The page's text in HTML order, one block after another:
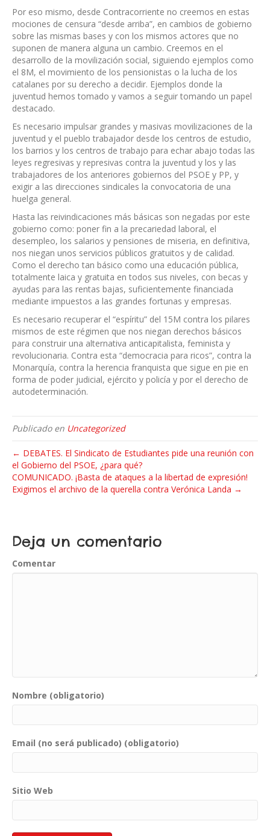
Por eso mismo, desde Contracorriente no creemos en estas
mociones de censura “desde arriba”, en cambios de gobierno
sobre las mismas bases y con los mismos actores que no
suponen de manera alguna un cambio. Creemos en el
desarrollo de la movilización social, siguiendo ejemplos como
el 8M, el movimiento de los pensionistas o la lucha de los
catalanes por su derecho a decidir. Ejemplos donde la
juventud hemos tomado y vamos a seguir tomando un papel
destacado.
Es necesario impulsar grandes y masivas movilizaciones de la
juventud y el pueblo trabajador desde los centros de estudio,
los barrios y los centros de trabajo para echar abajo todas las
leyes regresivas y represivas contra la juventud y los y las
trabajadores de los anteriores gobiernos del PSOE y PP, y
exigir a las direcciones sindicales la convocatoria de una
huelga general.
Hasta las reivindicaciones más básicas son negadas por este
gobierno como: poner fin a la precariedad laboral, el
desempleo, los salarios y pensiones de miseria, en definitiva,
nos niegan unos servicios públicos gratuitos y de calidad.
Como el derecho tan básico como una educación pública,
totalmente laica y gratuita en todos sus niveles, con becas y
ayudas para las rentas bajas, suficientemente financiada
mediante impuestos a las grandes fortunas y empresas.
Es necesario recuperar el “espíritu” del 15M contra los pilares
mismos de este régimen que nos niegan derechos básicos
para construir una alternativa anticapitalista, feminista y
revolucionaria. Contra esta “democracia para ricos”, contra la
Monarquía, contra la herencia franquista que sigue en pie en
forma de poder judicial, ejército y policía y por el derecho de
autodeterminación.
Publicado en Uncategorized
← DEBATES. El Sindicato de Estudiantes pide una reunión con
el Gobierno del PSOE, ¿para qué?
COMUNICADO. ¡Basta de ataques a la libertad de expresión!
Exigimos el archivo de la querella contra Verónica Landa →
Deja un comentario
Comentar
Nombre (obligatorio)
Email (no será publicado) (obligatorio)
Sitio Web